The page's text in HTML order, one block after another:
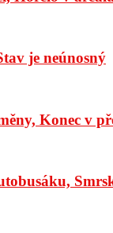
je neúnosný
Konec v